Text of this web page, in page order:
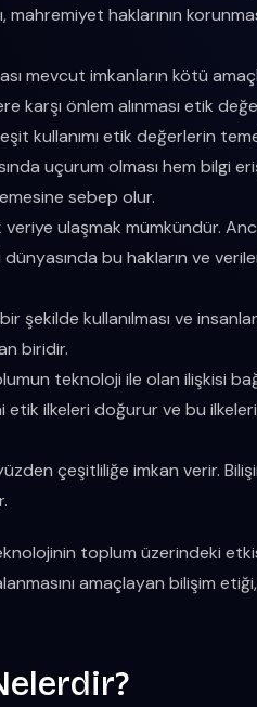
mahremiyet haklarının
mevcut imkanların kötü
karşı önlem alınması etik
kullanımı etik değerlerin
uçurum olması hem bilgi
sebep olur.
veriye ulaşmak mümkündür.
bu hakların ve
şekilde kullanılması ve
biridir.
teknoloji ile olan ilişkisi
etik ilkeleri doğurur ve bu
çeşitliliğe imkan verir.
toplum üzerindeki
amaçlayan bilişim etiği,